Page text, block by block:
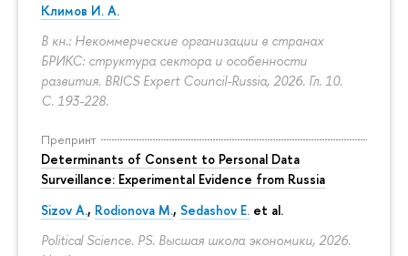
Климов И. А.
В кн.: Некоммерческие организации в странах
БРИКС: структура сектора и особенности
развития. BRICS Expert Council-Russia, 2026. Гл. 10.
С. 193-228.
Препринт
Determinants of Сonsent to Personal Data
Surveillance: Experimental Evidence from Russia
Sizov A., Rodionova M., Sedashov E. et al.
Political Science. PS. Высшая школа экономики, 2026.